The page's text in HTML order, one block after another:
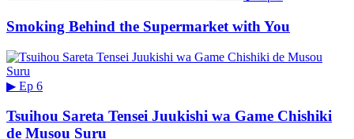
Smoking Behind the Supermarket with You
▶ Ep 6
Tsuihou Sareta Tensei Juukishi wa Game Chishiki
de Musou Suru